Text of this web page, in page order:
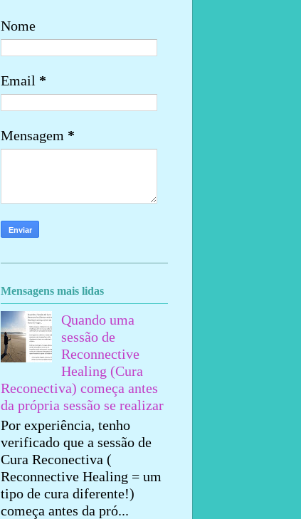
Nome
Email *
Mensagem *
Mensagens mais lidas
Quando uma
sessão de
Reconnective
Healing (Cura
Reconectiva) começa antes
da própria sessão se realizar
Por experiência, tenho
verificado que a sessão de
Cura Reconectiva (
Reconnective Healing = um
tipo de cura diferente!)
começa antes da pró...